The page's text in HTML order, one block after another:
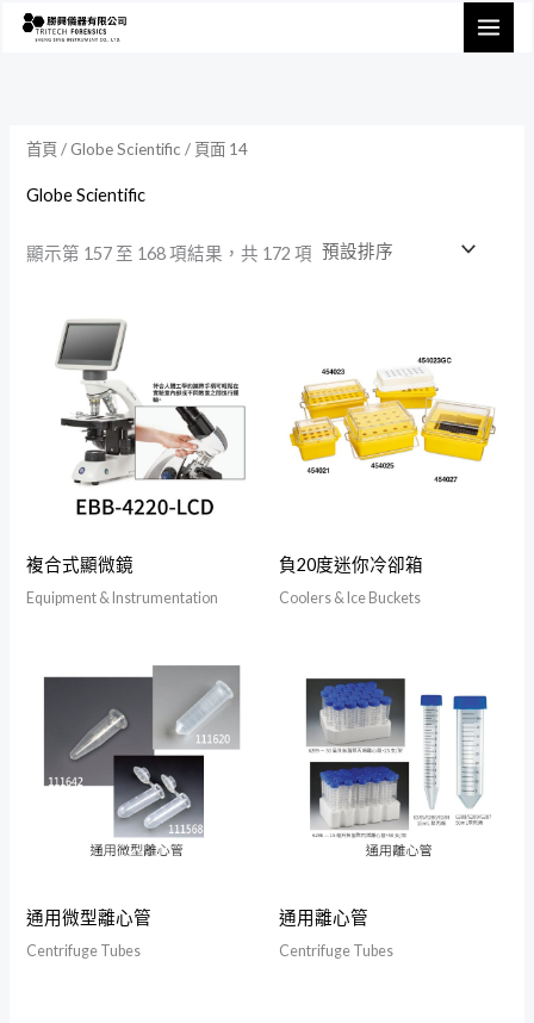
首頁/ Globe Scientific / 頁面 14
Globe Scientific
顯示第 157 至 168 項結果，共 172 項
複合式顯微鏡
Equipment & Instrumentation
負20度迷你冷卻箱
Coolers & Ice Buckets
通用微型離心管
Centrifuge Tubes
通用離心管
Centrifuge Tubes